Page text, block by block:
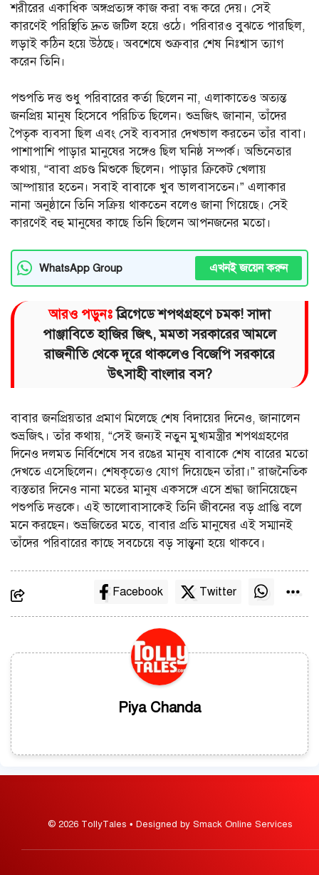
শরীরের একাধিক অঙ্গপ্রত্যঙ্গ কাজ করা বন্ধ করে দেয়। সেই
কারণেই পরিস্থিতি দ্রুত জটিল হয়ে ওঠে। পরিবারও বুঝতে পারছিল,
লড়াই কঠিন হয়ে উঠছে। অবশেষে শুক্রবার শেষ নিঃশ্বাস ত্যাগ
করেন তিনি।
পশুপতি দত্ত শুধু পরিবারের কর্তা ছিলেন না, এলাকাতেও অত্যন্ত
জনপ্রিয় মানুষ হিসেবে পরিচিত ছিলেন। শুভ্রজিৎ জানান, তাঁদের
পৈতৃক ব্যবসা ছিল এবং সেই ব্যবসার দেখভাল করতেন তাঁর বাবা।
পাশাপাশি পাড়ার মানুষের সঙ্গেও ছিল ঘনিষ্ঠ সম্পর্ক। অভিনেতার
কথায়, “বাবা প্রচণ্ড মিশুকে ছিলেন। পাড়ার ক্রিকেট খেলায়
আম্পায়ার হতেন। সবাই বাবাকে খুব ভালবাসতেন।” এলাকার
নানা অনুষ্ঠানে তিনি সক্রিয় থাকতেন বলেও জানা গিয়েছে। সেই
কারণেই বহু মানুষের কাছে তিনি ছিলেন আপনজনের মতো।
WhatsApp Group এখনই জয়েন করুন
আরও পড়ুনঃব্রিগেডে শপথগ্রহণে চমক! সাদা
পাঞ্জাবিতে হাজির জিৎ, মমতা সরকারের আমলে
রাজনীতি থেকে দূরে থাকলেও বিজেপি সরকারে
উৎসাহী বাংলার বস?
বাবার জনপ্রিয়তার প্রমাণ মিলেছে শেষ বিদায়ের দিনেও, জানালেন
শুভ্রজিৎ। তাঁর কথায়, “সেই জন্যই নতুন মুখ্যমন্ত্রীর শপথগ্রহণের
দিনেও দলমত নির্বিশেষে সব রঙের মানুষ বাবাকে শেষ বারের মতো
দেখতে এসেছিলেন। শেষকৃত্যেও যোগ দিয়েছেন তাঁরা।” রাজনৈতিক
ব্যস্ততার দিনেও নানা মতের মানুষ একসঙ্গে এসে শ্রদ্ধা জানিয়েছেন
পশুপতি দত্তকে। এই ভালোবাসাকেই তিনি জীবনের বড় প্রাপ্তি বলে
মনে করছেন। শুভ্রজিতের মতে, বাবার প্রতি মানুষের এই সম্মানই
তাঁদের পরিবারের কাছে সবচেয়ে বড় সান্ত্বনা হয়ে থাকবে।
Facebook Twitter
Piya Chanda
© 2026 TollyTales • Designed by Smack Online Services